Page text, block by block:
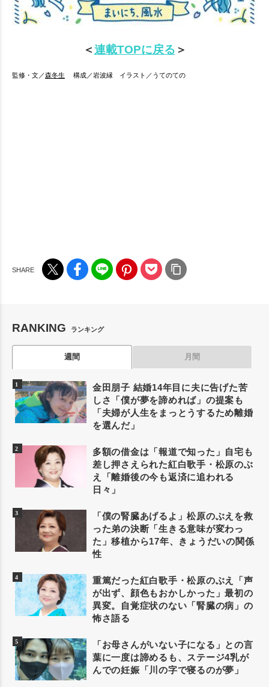
＜連載TOPに戻る ＞
監修・文／森冬生 構成／岩波縁 イラスト／うてのての
RANKING ランキング
週間 月間
金田朋子 結婚14年目に夫に告げた苦
しさ「僕が夢を諦めれば」の提案も
「夫婦が人生をまっとうするため離婚
を選んだ」
多額の借金は「報道で知った」自宅も
差し押さえられた紅白歌手・松原のぶ
え「離婚後の今も返済に追われる
日々」
「僕の腎臓あげるよ」松原のぶえを救
った弟の決断「生きる意味が変わっ
た」移植から17年、きょうだいの関係
性
重篤だった紅白歌手・松原のぶえ「声
が出ず、顔色もおかしかった」最初の
異変。自覚症状のない「腎臓の病」の
怖さ語る
「お母さんがいない子になる」との言
葉に一度は諦めるも、ステージ4乳が
んでの妊娠「川の字で寝るのが夢」